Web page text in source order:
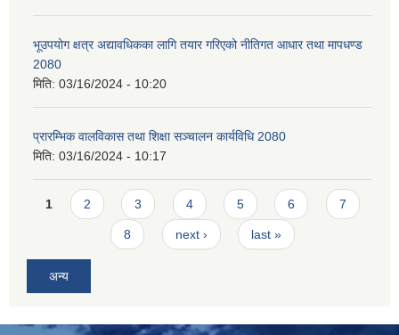
भूउपयोग क्षत्र अद्यावधिकका लागि तयार गरिएको नीतिगत आधार तथा मापधण्ड
2080
मिति: 03/16/2024 - 10:20
प्रारम्भिक वालविकास तथा शिक्षा सञ्चालन कार्यविधि 2080
मिति: 03/16/2024 - 10:17
Pages
1 2 3 4 5 6 7
8 next › last »
अन्य